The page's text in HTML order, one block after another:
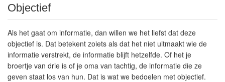
Objectief
Als het gaat om informatie, dan willen we het liefst dat deze
objectief is. Dat betekent zoiets als dat het niet uitmaakt wie de
informatie verstrekt, de informatie blijft hetzelfde. Of het je
broertje van drie is of je oma van tachtig, de informatie die ze
geven staat los van hun. Dat is wat we bedoelen met objectief.